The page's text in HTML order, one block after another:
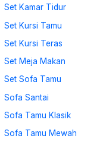
Set Kamar Tidur
Set Kursi Tamu
Set Kursi Teras
Set Meja Makan
Set Sofa Tamu
Sofa Santai
Sofa Tamu Klasik
Sofa Tamu Mewah